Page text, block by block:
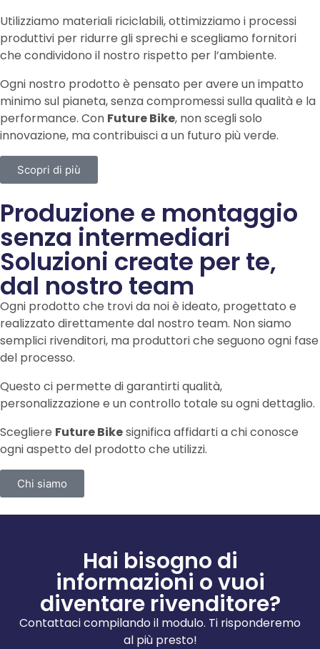
Utilizziamo materiali riciclabili, ottimizziamo i processi
produttivi per ridurre gli sprechi e scegliamo fornitori
che condividono il nostro rispetto per l’ambiente.
Ogni nostro prodotto è pensato per avere un impatto
minimo sul pianeta, senza compromessi sulla qualità e la
performance. Con Future Bike, non scegli solo
innovazione, ma contribuisci a un futuro più verde.
Scopri di più
Produzione e montaggio
senza intermediari
Soluzioni create per te,
dal nostro team
Ogni prodotto che trovi da noi è ideato, progettato e
realizzato direttamente dal nostro team. Non siamo
semplici rivenditori, ma produttori che seguono ogni fase
del processo.
Questo ci permette di garantirti qualità,
personalizzazione e un controllo totale su ogni dettaglio.
Scegliere Future Bikesignifica affidarti a chi conosce
ogni aspetto del prodotto che utilizzi.
Chi siamo
Hai bisogno di
informazioni o vuoi
diventare rivenditore?
Contattaci compilando il modulo. Ti risponderemo
al più presto!